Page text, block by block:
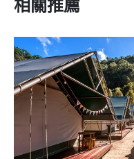
相關推薦